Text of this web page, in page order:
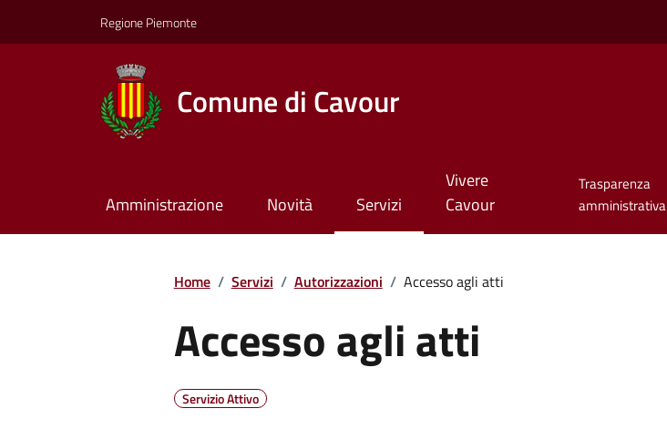
Regione Piemonte
Comune di Cavour
Amministrazione Novità Servizi
Vivere
Cavour
Trasparenza
amministrativa
Home / Servizi / Autorizzazioni / Accesso agli atti
Accesso agli atti
Servizio Attivo